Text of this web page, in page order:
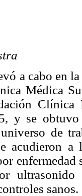
a cabo en
Médica
Clínica
y se
de
acudieron
ultrasonido
sanos.